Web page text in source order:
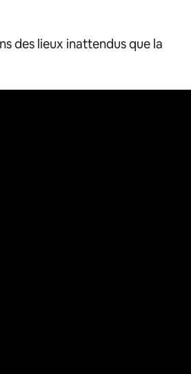
des lieux inattendus que la